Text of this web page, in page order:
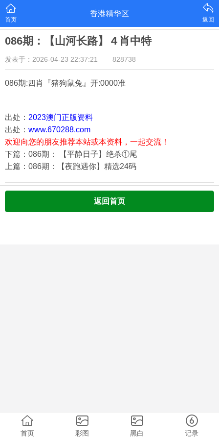
首页
香港精华区
返回
086期：【山河长路】４肖中特
发表于：2026-04-23 22:37:21 828738
086期:四肖『猪狗鼠兔 』开:0000准
出处： 2023澳门正版资料
出处： www.670288.com
欢迎向您的朋友推荐本站或本资料，一起交流！
下篇：086期： 【平静日子】绝杀①尾
上篇：086期：【夜跑遇你】精选24码
返回首页
首页 彩图 黑白 记录